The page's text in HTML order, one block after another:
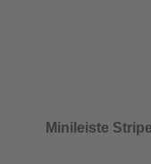
Minileiste